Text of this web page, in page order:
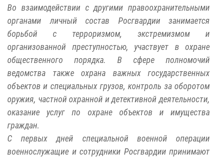
Во взаимодействии с другими правоохранительными
органами личный состав Росгвардии занимается
борьбой с терроризмом, экстремизмом и
организованной преступностью, участвует в охране
общественного порядка. В сфере полномочий
ведомства также охрана важных государственных
объектов и специальных грузов, контроль за оборотом
оружия, частной охранной и детективной деятельности,
оказание услуг по охране объектов и имущества
граждан.
С первых дней специальной военной операции
военнослужащие и сотрудники Росгвардии принимают